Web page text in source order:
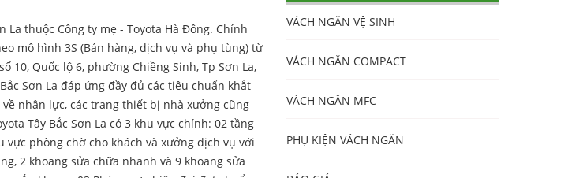
La thuộc Công ty mẹ - Toyota Hà Đông. Chính
mô hình 3S (Bán hàng, dịch vụ và phụ tùng) từ
10, Quốc lộ 6, phường Chiềng Sinh, Tp Sơn La,
Sơn La đáp ứng đầy đủ các tiêu chuẩn khắt
về nhân lực, các trang thiết bị nhà xưởng cũng
Tây Bắc Sơn La có 3 khu vực chính: 02 tầng
vực phòng chờ cho khách và xưởng dịch vụ với
2 khoang sửa chữa nhanh và 9 khoang sửa
VÁCH NGĂN VỆ SINH
VÁCH NGĂN COMPACT
VÁCH NGĂN MFC
PHỤ KIỆN VÁCH NGĂN